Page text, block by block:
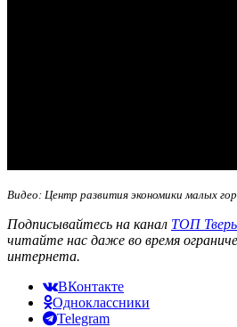
Видео: Центр развития экономики малых
Подписывайтесь на канал ТОП Тверь
читайте нас даже во время
интернета.
ВКонтакте
Одноклассники
Telegram